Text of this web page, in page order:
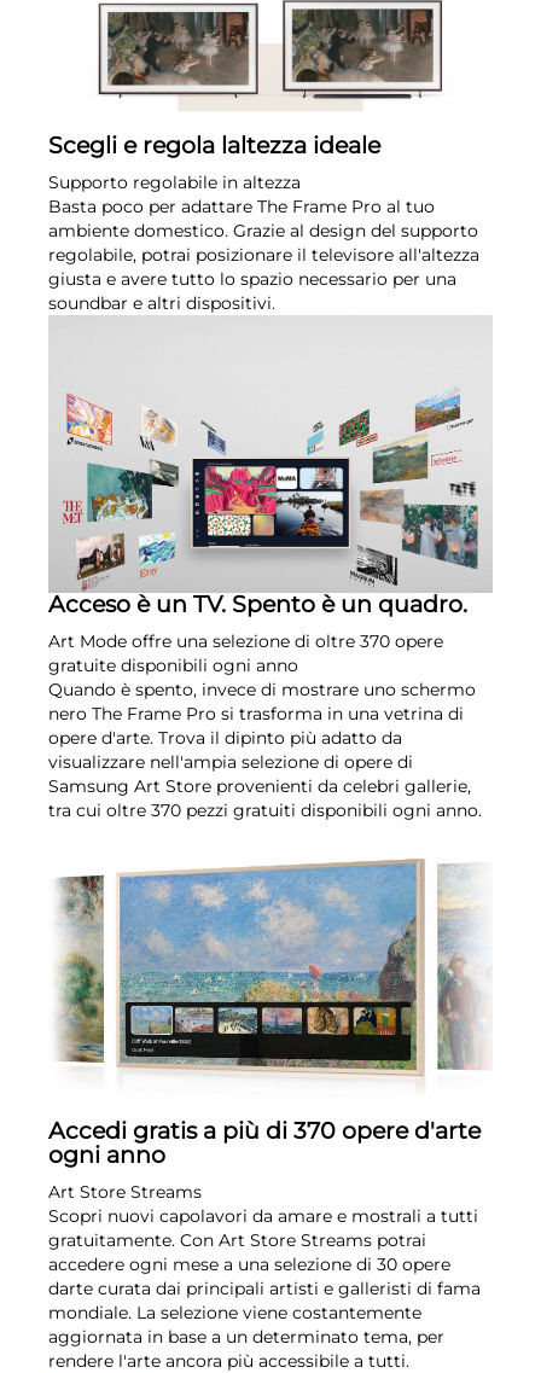
Scegli e regola laltezza ideale
Supporto regolabile in altezza
Basta poco per adattare The Frame Pro al tuo
ambiente domestico. Grazie al design del supporto
regolabile, potrai posizionare il televisore all'altezza
giusta e avere tutto lo spazio necessario per una
soundbar e altri dispositivi.
Acceso è un TV. Spento è un quadro.
Art Mode offre una selezione di oltre 370 opere
gratuite disponibili ogni anno
Quando è spento, invece di mostrare uno schermo
nero The Frame Pro si trasforma in una vetrina di
opere d'arte. Trova il dipinto più adatto da
visualizzare nell'ampia selezione di opere di
Samsung Art Store provenienti da celebri gallerie,
tra cui oltre 370 pezzi gratuiti disponibili ogni anno.
Accedi gratis a più di 370 opere d'arte
ogni anno
Art Store Streams
Scopri nuovi capolavori da amare e mostrali a tutti
gratuitamente. Con Art Store Streams potrai
accedere ogni mese a una selezione di 30 opere
darte curata dai principali artisti e galleristi di fama
mondiale. La selezione viene costantemente
aggiornata in base a un determinato tema, per
rendere l'arte ancora più accessibile a tutti.